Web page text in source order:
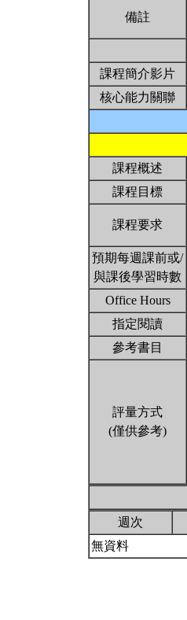
備註
課程簡介影片
核心能力關聯
課程概述
課程目標
課程要求
預期每週課前或/
與課後學習時數
Office Hours
指定閱讀
參考書目
評量方式
(僅供參考)
週次
無資料